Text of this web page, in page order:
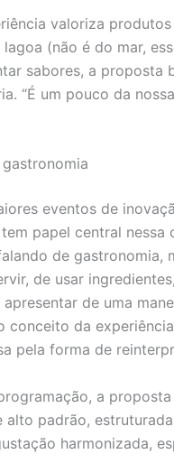
valoriza
(não é do mar,
sabores, a
“É um pouco da
eventos de
papel central nessa
de
de usar
de uma
conceito da
pela forma de
a
padrão,
harmonizada,